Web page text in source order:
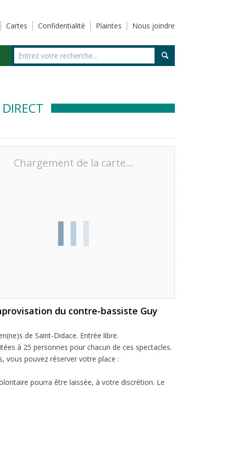
Cartes Confidentialité Plaintes Nous joindre
Chargement de la carte…
du contre-bassiste Guy
de Saint-Didace. Entrée libre.
à 25 personnes pour chacun de ces spectacles.
vous pouvez réserver votre place :
pourra être laissée, à votre discrétion. Le